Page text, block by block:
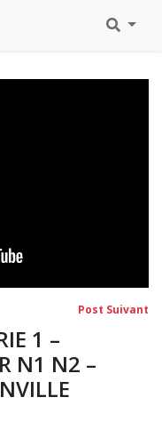
Post Suivant
1 –
N1 N2 –